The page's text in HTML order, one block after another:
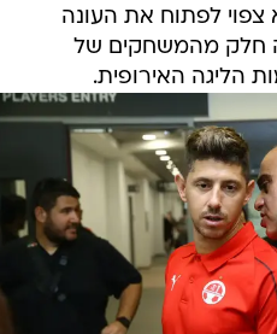
הליגה האירופית.